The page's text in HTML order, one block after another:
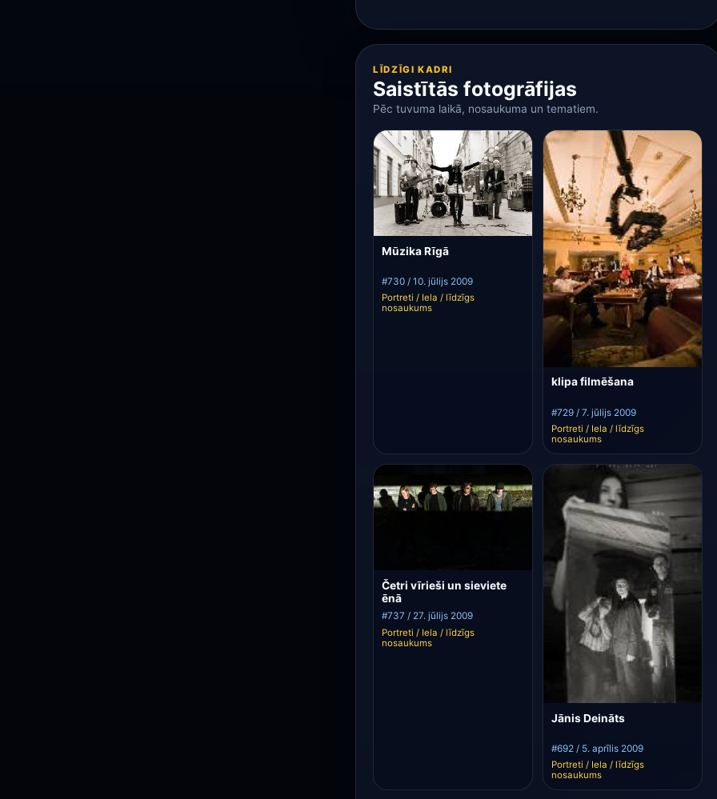
LĪDZĪGI KADRI
Saistītās fotogrāfijas
Pēc tuvuma laikā, nosaukuma un tematiem.
Mūzika Rīgā
#730 / 10. jūlijs 2009
Portreti / Iela / līdzīgs
nosaukums
klipa filmēšana
#729 / 7. jūlijs 2009
Portreti / Iela / līdzīgs
nosaukums
Četri vīrieši un sieviete
ēnā
#737 / 27. jūlijs 2009
Portreti / Iela / līdzīgs
nosaukums
Jānis Deināts
#692 / 5. aprīlis 2009
Portreti / Iela / līdzīgs
nosaukums